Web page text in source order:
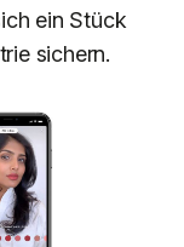
ein Stück
sichern.